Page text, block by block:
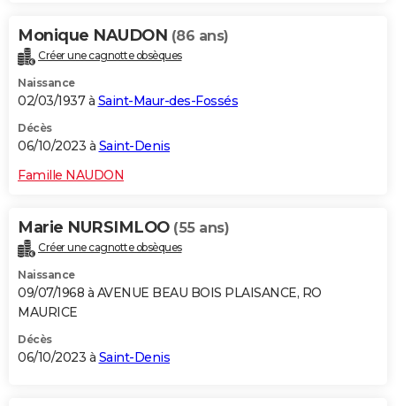
GUIDES D'ACHAT
BONS PLANS
CARTE DE VOEUX
COPAINS D'AVANT
S'inscrire
Se connecter
Lycées
Collèges
Primaires
Universités
Entreprises
Service militaire
Avis de recherche
AVIS DE DÉCÈS
FORUM
Bricolage
Lifestyle
Culture
Sport
Auto
Television
Voyage
Cinema
Monique NAUDON (86 ans)
Créer une cagnotte obsèques
Naissance
02/03/1937 à Saint-Maur-des-Fossés
Décès
06/10/2023 à Saint-Denis
Famille NAUDON
Marie NURSIMLOO (55 ans)
Créer une cagnotte obsèques
Naissance
09/07/1968 à AVENUE BEAU BOIS PLAISANCE, RO
MAURICE
Décès
06/10/2023 à Saint-Denis